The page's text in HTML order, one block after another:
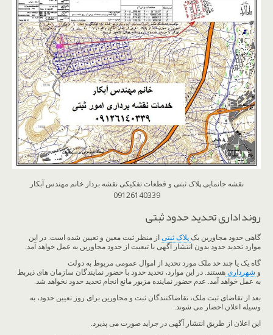
نقشه جانمایی پلاک ثبتی و قطعات تفکیکی نقشه بردار خانم مهندس آبکار
09126140339
روند اداری تحدید حدود ثبتی
گاهی حدود مجاورین یک پلاک ثبتی از منظر ثبت معین و تعیین شده است. در این
موارد تحدید حدود بدون انتشار آگهی با تبعیت از حدود مجاورین به عمل خواهد آمد.
گاه یک یا چند حد ملک مورد تحدید از اموال عمومی مربوط به دولت
و شهرداری هستند. در این موارد، تحدید حدود با حضور نمایندگان سازمان های ذیربط
به عمل خواهد آمد. عدم حضور نماینده مزبور مانع انجام تحدید حدود نخواهد شد.
بعد از تقاضای ثبت ملک، تقاضاکنندگان ثبت و مجاورین برای روز تعیین حدود، به
وسیله اعلان احضار می شوند.
این اعلان از طریق انتشار آگهی در جراید صورت می پذیرد.